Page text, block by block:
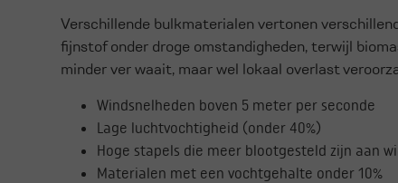
Verschillende bulkmaterialen vertonen
fijnstof onder droge omstandigheden, terwijl
minder ver waait, maar wel lokaal overlast
Windsnelheden boven 5 meter per seconde
Lage luchtvochtigheid (onder 40%)
Hoge stapels die meer blootgesteld zijn aan
Materialen met een vochtgehalte onder 10%